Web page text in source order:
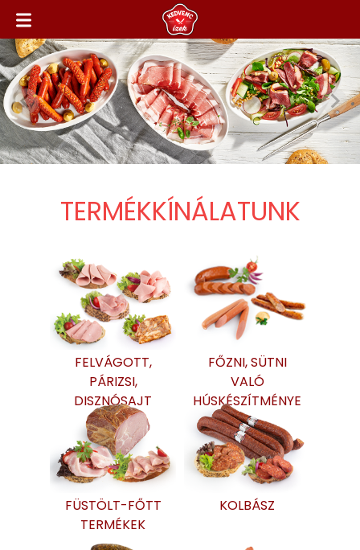
TERMÉKKÍNÁLATUNK
FELVÁGOTT,
PÁRIZSI,
DISZNÓSAJT
FŐZNI, SÜTNI
VALÓ
HÚSKÉSZÍTMÉNYE
K
FÜSTÖLT-FŐTT
TERMÉKEK
KOLBÁSZ